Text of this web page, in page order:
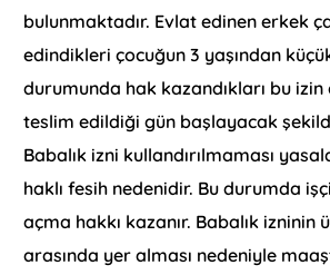
bulunmaktadır. Evlat edinen erkek
edindikleri çocuğun 3 yaşından
durumunda hak kazandıkları bu
teslim edildiği gün başlayacak
Babalık izni kullandırılmaması
haklı fesih nedenidir. Bu durumda
açma hakkı kazanır. Babalık izninin
arasında yer alması nedeniyle